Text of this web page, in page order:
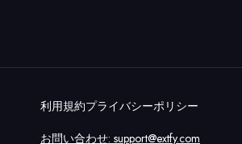
利用規約プライバシーポリシー
お問い合わせ: support@extfy.com